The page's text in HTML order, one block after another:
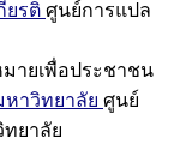
ยรติ ศูนย์การแปล
ายเพื่อประชาชน
าวิทยาลัย ศูนย์
ยาลัย